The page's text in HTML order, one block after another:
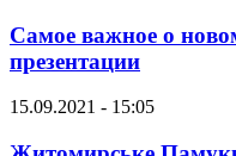
Самое важное о
презентации
15.09.2021 - 15:05